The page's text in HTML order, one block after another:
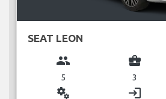
SEAT LEON
group
5
business_center
3
miscellaneous_services login